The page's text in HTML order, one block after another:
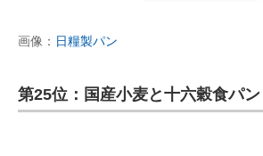
画像： 日糧製パン
第25位：国産小麦と十六穀食パン